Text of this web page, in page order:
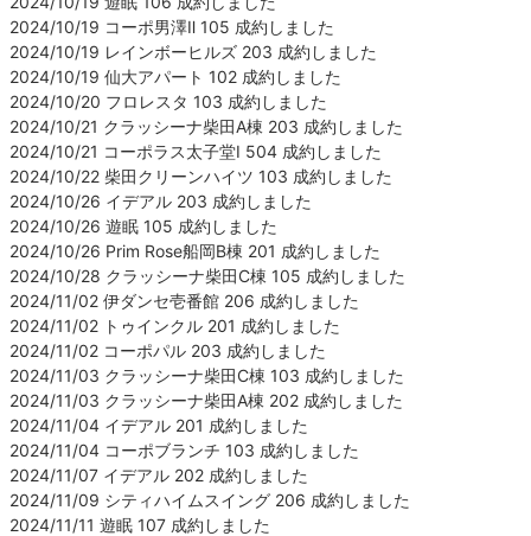
2024/10/19 コーポ男澤Ⅱ 105 成約しました
2024/10/19 レインボーヒルズ 203 成約しました
2024/10/19 仙大アパート 102 成約しました
2024/10/20 フロレスタ 103 成約しました
2024/10/21 クラッシーナ柴田A棟 203 成約しました
2024/10/21 コーポラス太子堂Ⅰ 504 成約しました
2024/10/22 柴田クリーンハイツ 103 成約しました
2024/10/26 イデアル 203 成約しました
2024/10/26 遊眠 105 成約しました
2024/10/26 Prim Rose船岡B棟 201 成約しました
2024/10/28 クラッシーナ柴田C棟 105 成約しました
2024/11/02 伊ダンセ壱番館 206 成約しました
2024/11/02 トゥインクル 201 成約しました
2024/11/02 コーポパル 203 成約しました
2024/11/03 クラッシーナ柴田C棟 103 成約しました
2024/11/03 クラッシーナ柴田A棟 202 成約しました
2024/11/04 イデアル 201 成約しました
2024/11/04 コーポブランチ 103 成約しました
2024/11/07 イデアル 202 成約しました
2024/11/09 シティハイムスイング 206 成約しました
2024/11/11 遊眠 107 成約しました